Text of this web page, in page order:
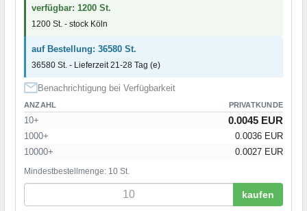
verfügbar: 1200 St.
1200 St. - stock Köln
auf Bestellung: 36580 St.
36580 St. - Lieferzeit 21-28 Tag (e)
Benachrichtigung bei Verfügbarkeit
ANZAHL PRIVATKUNDE
10+ 0.0045 EUR
1000+
0.0036 EUR
10000+
0.0027 EUR
Mindestbestellmenge: 10 St.
kaufen